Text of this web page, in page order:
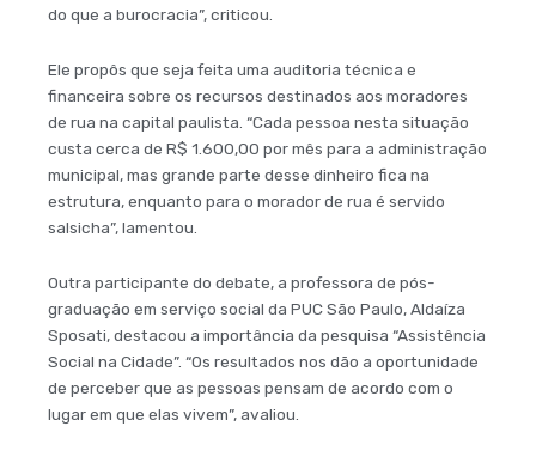
do que a burocracia”, criticou.
Ele propôs que seja feita uma auditoria técnica e
financeira sobre os recursos destinados aos moradores
de rua na capital paulista. “Cada pessoa nesta situação
custa cerca de R$ 1.600,00 por mês para a administração
municipal, mas grande parte desse dinheiro fica na
estrutura, enquanto para o morador de rua é servido
salsicha”, lamentou.
Outra participante do debate, a professora de pós-
graduação em serviço social da PUC São Paulo, Aldaíza
Sposati, destacou a importância da pesquisa “Assistência
Social na Cidade”. “Os resultados nos dão a oportunidade
de perceber que as pessoas pensam de acordo com o
lugar em que elas vivem”, avaliou.